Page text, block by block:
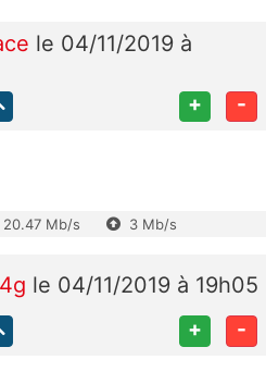
le 04/11/2019 à
+ -
20.47 Mb/s 3 Mb/s
le 04/11/2019 à 19h05
+ -